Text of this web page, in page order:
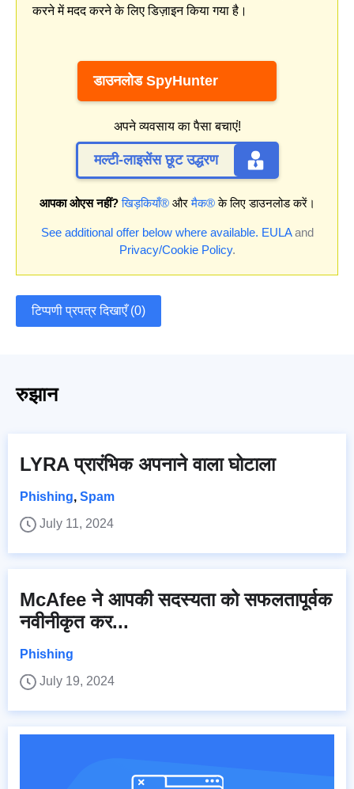
करने में मदद करने के लिए डिज़ाइन किया गया है।
डाउनलोड SpyHunter
अपने व्यवसाय का पैसा बचाएं!
मल्टी-लाइसेंस छूट उद्धरण
आपका ओएस नहीं? खिड़कियाँ®औरमैक®के लिए डाउनलोड करें।
See additional offer below where available. EULAand
Privacy/Cookie Policy.
टिप्पणी प्रपत्र दिखाएँ (0)
रुझान
LYRA प्रारंभिक अपनाने वाला घोटाला
Phishing, Spam
July 11, 2024
McAfee ने आपकी सदस्यता को सफलतापूर्वक
नवीनीकृत कर...
Phishing
July 19, 2024